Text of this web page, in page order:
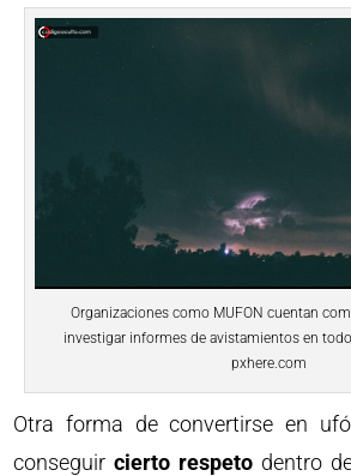
Organizaciones como MUFON cuentan
investigar informes de avistamientos en
pxhere.com
Otra forma de convertirse en
conseguircierto respeto dentro